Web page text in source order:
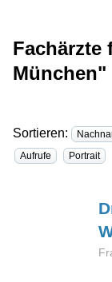
München"
Sortieren:
Aufrufe
Portrait